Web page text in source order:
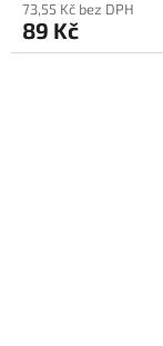
73,55 Kč bez DPH
89 Kč